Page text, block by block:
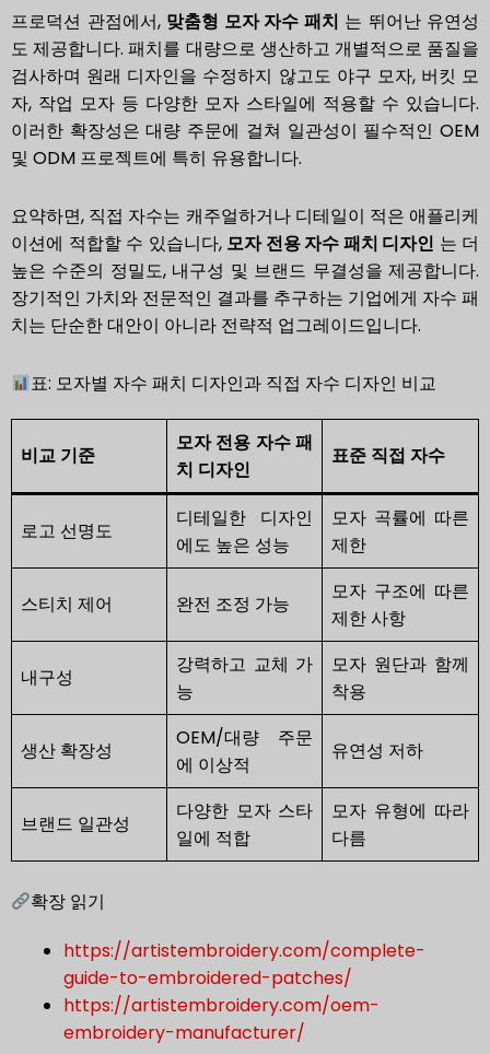
프로덕션 관점에서, 맞춤형 모자 자수 패치 는 뛰어난 유연성
도 제공합니다. 패치를 대량으로 생산하고 개별적으로 품질을
검사하며 원래 디자인을 수정하지 않고도 야구 모자, 버킷 모
자, 작업 모자 등 다양한 모자 스타일에 적용할 수 있습니다.
이러한 확장성은 대량 주문에 걸쳐 일관성이 필수적인 OEM
및 ODM 프로젝트에 특히 유용합니다.
요약하면, 직접 자수는 캐주얼하거나 디테일이 적은 애플리케
이션에 적합할 수 있습니다, 모자 전용 자수 패치 디자인 는 더
높은 수준의 정밀도, 내구성 및 브랜드 무결성을 제공합니다.
장기적인 가치와 전문적인 결과를 추구하는 기업에게 자수 패
치는 단순한 대안이 아니라 전략적 업그레이드입니다.
표: 모자별 자수 패치 디자인과 직접 자수 디자인 비교
비교 기준
모자 전용 자수 패
치 디자인
표준 직접 자수
로고 선명도
디테일한 디자인
에도 높은 성능
모자 곡률에 따른
제한
스티치 제어 완전 조정 가능
모자 구조에 따른
제한 사항
내구성
강력하고 교체 가
능
모자 원단과 함께
착용
생산 확장성
OEM/대량 주문
에 이상적
유연성 저하
브랜드 일관성
다양한 모자 스타
일에 적합
모자 유형에 따라
다름
확장 읽기
https://artistembroidery.com/complete-
guide-to-embroidered-patches/
https://artistembroidery.com/oem-
embroidery-manufacturer/